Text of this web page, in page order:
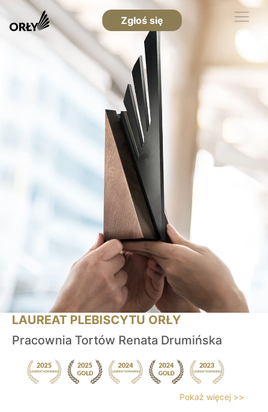
Zgłoś się
LAUREAT PLEBISCYTU ORŁY
Pracownia Tortów Renata Drumińska
Pokaż więcej >>